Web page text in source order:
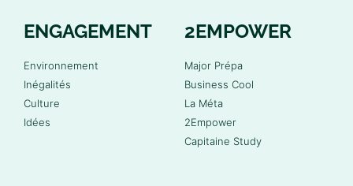
ENGAGEMENT
Environnement
Inégalités
Culture
Idées
2EMPOWER
Major Prépa
Business Cool
La Méta
2Empower
Capitaine Study